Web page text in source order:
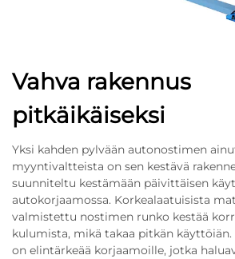
Vahva rakennus
pitkäikäiseksi
Yksi kahden pylvään autonostimen
myyntivaltteista on sen kestävä
suunniteltu kestämään päivittäisen
autokorjaamossa. Korkealaatuisista
valmistettu nostimen runko kestää
kulumista, mikä takaa pitkän käyttöiän.
on elintärkeää korjaamoille, jotka